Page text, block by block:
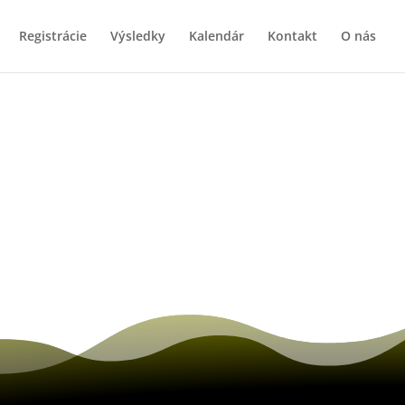
Registrácie Výsledky Kalendár Kontakt O nás